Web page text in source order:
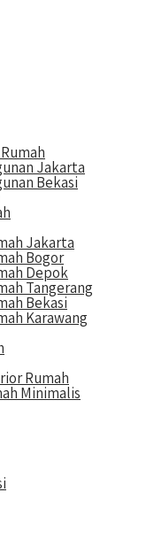
Jakarta
Bekasi
Jakarta
Bogor
Depok
Tangerang
Bekasi
Karawang
Rumah
Minimalis